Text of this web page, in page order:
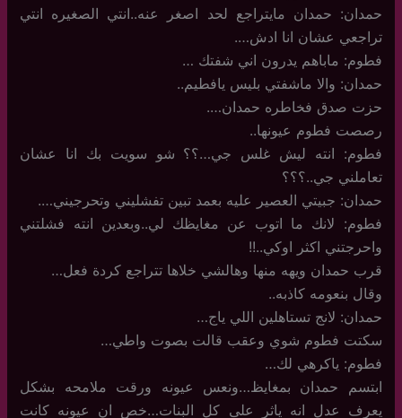
حمدان: حمدان مايتراجع لحد اصغر عنه..انتي الصغيره انتي
تراجعي عشان انا ادش….
فطوم: ماباهم يدرون اني شفتك …
حمدان: والا ماشفتي بليس يافطيم..
حزت صدق فخاطره حمدان….
رصصت فطوم عيونها..
فطوم: انته ليش غلس جي…؟؟ شو سويت بك انا عشان
تعاملني جي..؟؟؟
حمدان: جبيتي العصير عليه بعمد تبين تفشليني وتحرجيني….
فطوم: لانك ما اتوب عن مغايظك لي..وبعدين انته فشلتني
واحرجتني اكثر اوكي..!!
قرب حمدان ويهه منها وهالشي خلاها تتراجع كردة فعل…
وقال بنعومه كاذبه..
حمدان: لانج تستاهلين اللي ياج…
سكتت فطوم شوي وعقب قالت بصوت واطي…
فطوم: ياكرهي لك…
ابتسم حمدان بمغايظ…ونعس عيونه ورقت ملامحه بشكل
يعرف عدل انه ياثر على كل البنات…خص ان عيونه كانت